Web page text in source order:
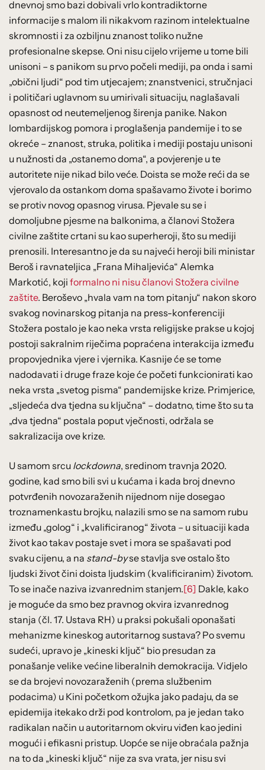
dnevnoj smo bazi dobivali vrlo kontradiktorne
informacije s malom ili nikakvom razinom intelektualne
skromnosti i za ozbiljnu znanost toliko nužne
profesionalne skepse. Oni nisu cijelo vrijeme u tome bili
unisoni – s panikom su prvo počeli mediji, pa onda i sami
„obični ljudi“ pod tim utjecajem; znanstvenici, stručnjaci
i političari uglavnom su umirivali situaciju, naglašavali
opasnost od neutemeljenog širenja panike. Nakon
lombardijskog pomora i proglašenja pandemije i to se
okreće – znanost, struka, politika i mediji postaju unisoni
u nužnosti da „ostanemo doma“, a povjerenje u te
autoritete nije nikad bilo veće. Doista se može reći da se
vjerovalo da ostankom doma spašavamo živote i borimo
se protiv novog opasnog virusa. Pjevale su se i
domoljubne pjesme na balkonima, a članovi Stožera
civilne zaštite crtani su kao superheroji, što su mediji
prenosili. Interesantno je da su najveći heroji bili ministar
Beroš i ravnateljica „Frana Mihaljevića“ Alemka
Markotić, koji formalno ni nisu članovi Stožera civilne
zaštite. Beroševo „hvala vam na tom pitanju“ nakon skoro
svakog novinarskog pitanja na press-konferenciji
Stožera postalo je kao neka vrsta religijske prakse u kojoj
postoji sakralnim riječima popraćena interakcija između
propovjednika vjere i vjernika. Kasnije će se tome
nadodavati i druge fraze koje će početi funkcionirati kao
neka vrsta „svetog pisma“ pandemijske krize. Primjerice,
„sljedeća dva tjedna su ključna“ – dodatno, time što su ta
„dva tjedna“ postala poput vječnosti, održala se
sakralizacija ove krize.
U samom srcu lockdowna, sredinom travnja 2020.
godine, kad smo bili svi u kućama i kada broj dnevno
potvrđenih novozaraženih nijednom nije dosegao
troznamenkastu brojku, nalazili smo se na samom rubu
između „golog“ i „kvalificiranog“ života – u situaciji kada
život kao takav postaje svet i mora se spašavati pod
svaku cijenu, a na stand-byse stavlja sve ostalo što
ljudski život čini doista ljudskim (kvalificiranim) životom.
To se inače naziva izvanrednim stanjem.[6] Dakle, kako
je moguće da smo bez pravnog okvira izvanrednog
stanja (čl. 17. Ustava RH) u praksi pokušali oponašati
mehanizme kineskog autoritarnog sustava? Po svemu
sudeći, upravo je „kineski ključ“ bio presudan za
ponašanje velike većine liberalnih demokracija. Vidjelo
se da brojevi novozaraženih (prema službenim
podacima) u Kini početkom ožujka jako padaju, da se
epidemija itekako drži pod kontrolom, pa je jedan tako
radikalan način u autoritarnom okviru viđen kao jedini
mogući i efikasni pristup. Uopće se nije obraćala pažnja
na to da „kineski ključ“ nije za sva vrata, jer nisu svi